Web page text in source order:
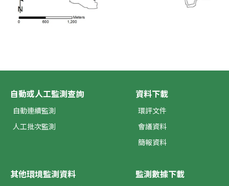
自動或人工監測查詢
自動連續監測
人工批次監測
其他環境監測資料 監測數據下載
資料下載
環評文件
會議資料
簡報資料